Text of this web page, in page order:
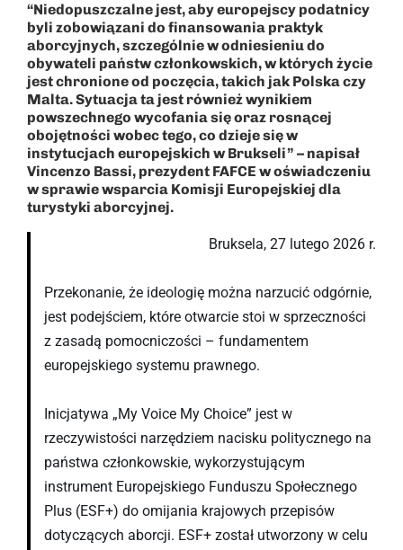
“Niedopuszczalne jest, aby europejscy podatnicy
byli zobowiązani do finansowania praktyk
aborcyjnych, szczególnie w odniesieniu do
obywateli państw członkowskich, w których życie
jest chronione od poczęcia, takich jak Polska czy
Malta. Sytuacja ta jest również wynikiem
powszechnego wycofania się oraz rosnącej
obojętności wobec tego, co dzieje się w
instytucjach europejskich w Brukseli” – napisał
Vincenzo Bassi, prezydent FAFCE w oświadczeniu
w sprawie wsparcia Komisji Europejskiej dla
turystyki aborcyjnej.
Bruksela, 27 lutego 2026 r.
Przekonanie, że ideologię można narzucić odgórnie,
jest podejściem, które otwarcie stoi w sprzeczności
z zasadą pomocniczości – fundamentem
europejskiego systemu prawnego.
Inicjatywa „My Voice My Choice” jest w
rzeczywistości narzędziem nacisku politycznego na
państwa członkowskie, wykorzystującym
instrument Europejskiego Funduszu Społecznego
Plus (ESF+) do omijania krajowych przepisów
dotyczących aborcji. ESF+ został utworzony w celu